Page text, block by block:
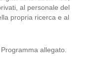
al personale del
propria ricerca e al
allegato.